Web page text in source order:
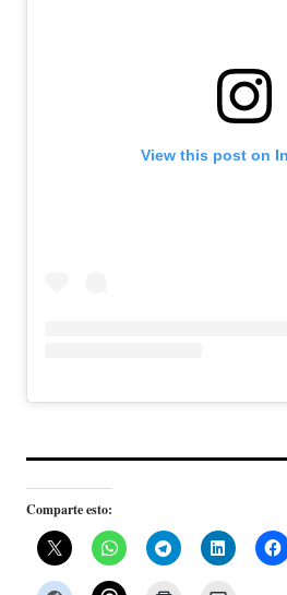
View this post on
Comparte esto: